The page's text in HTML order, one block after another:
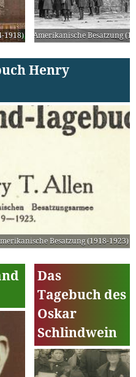
1918) Amerikanische Besatzung
Besatzung (1918-1923)
Henry
Das
Tagebuch des
Oskar
Schlindwein